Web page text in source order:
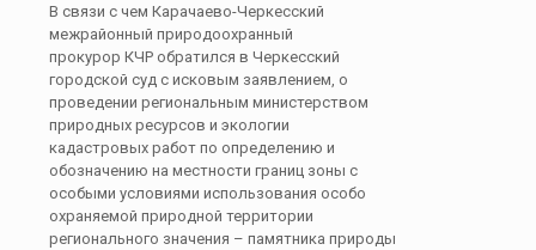
В связи с чем Карачаево-Черкесский
межрайонный природоохранный
прокурор КЧР обратился в Черкесский
городской суд с исковым заявлением, о
проведении региональным министерством
природных ресурсов и экологии
кадастровых работ по определению и
обозначению на местности границ зоны с
особыми условиями использования особо
охраняемой природной территории
регионального значения – памятника природы